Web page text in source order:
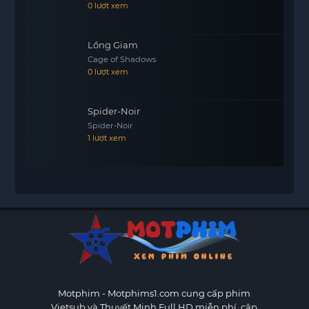
0 lượt xem
Lồng Giam
Cage of Shadows
0 lượt xem
Spider-Noir
Spider-Noir
1 lượt xem
Motphim - Motphims1.com cung cấp phim
Vietsub và Thuyết Minh Full HD miễn phí, cập